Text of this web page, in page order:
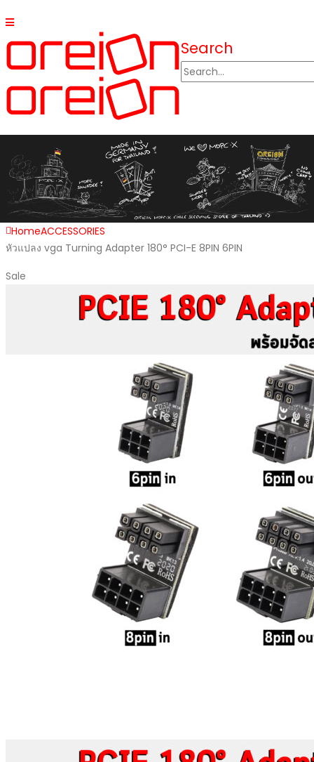
Search
HomeACCESSORIES
หัวแปลง vga Turning Adapter 180° PCI-E 8PIN 6PIN
Sale